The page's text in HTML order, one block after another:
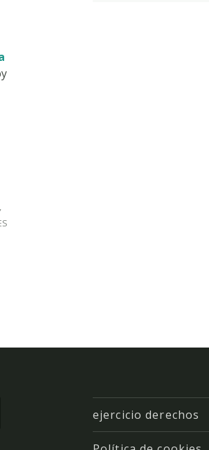
,
ejercicio derechos